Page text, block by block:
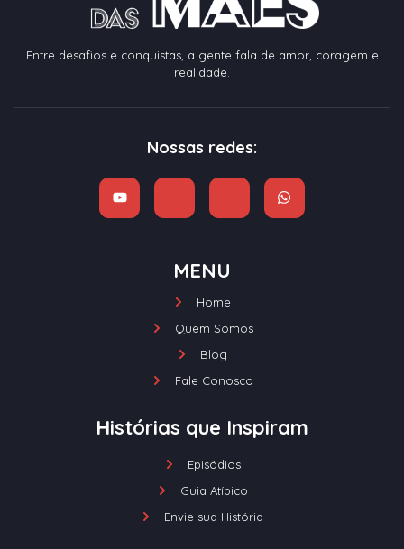
Entre desafios e conquistas, a gente fala de amor, coragem e
realidade.
Nossas redes:
MENU
Home
Quem Somos
Blog
Fale Conosco
Histórias que Inspiram
Episódios
Guia Atípico
Envie sua História